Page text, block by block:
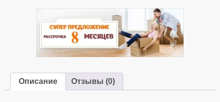
Описание Отзывы (0)